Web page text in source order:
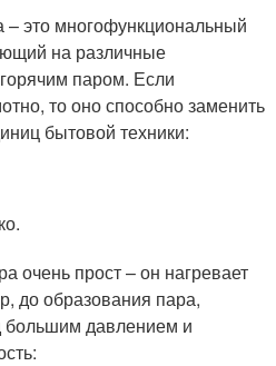
– это многофункциональный
на различные
паром. Если
то оно способно заменить
бытовой техники:
очень прост – он нагревает
до образования пара,
большим давлением и